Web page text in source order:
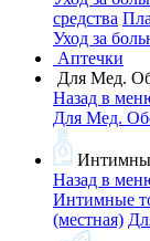
средства
Уход за
Аптечки
Для Мед.
Назад в
Для Мед.
Назад в
Интимные
(местная)